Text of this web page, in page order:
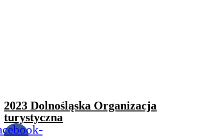
2023 Dolnośląska Organizacja
turystyczna